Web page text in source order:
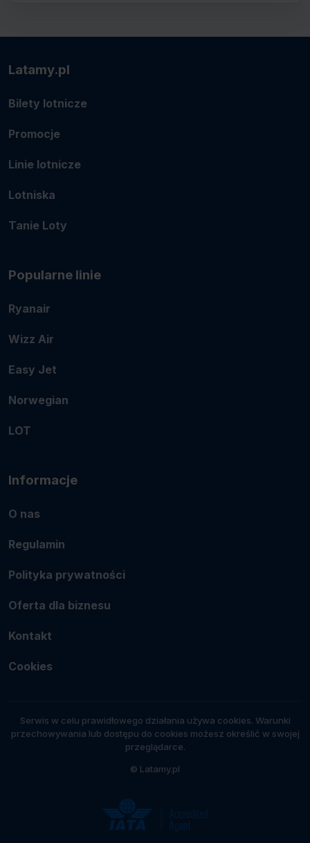
Latamy.pl
Bilety lotnicze
Promocje
Linie lotnicze
Lotniska
Tanie Loty
Popularne linie
Ryanair
Wizz Air
Easy Jet
Norwegian
LOT
Informacje
O nas
Regulamin
Polityka prywatności
Oferta dla biznesu
Kontakt
Cookies
Serwis w celu prawidłowego działania używa cookies. Warunki
przechowywania lub dostępu do cookies możesz określić w swojej
przeglądarce.
© Latamy.pl